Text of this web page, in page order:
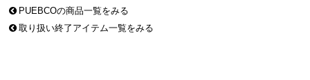
PUEBCOの商品一覧をみる
取り扱い終了アイテム一覧をみる